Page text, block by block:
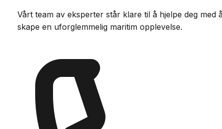
Vårt team av eksperter står klare til å hjelpe deg med
skape en uforglemmelig maritim opplevelse.